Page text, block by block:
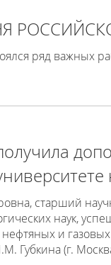
ряд важных
старший
наук,
нефтяных и
Губкина (г.